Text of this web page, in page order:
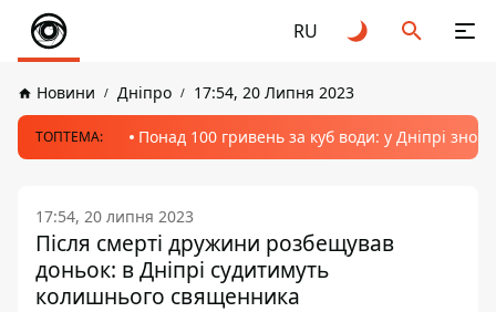
RU
Новини Дніпро 17:54, 20 Липня 2023
ТОПТЕМА: Понад 100 гривень за куб води: у Дніпрі
17:54, 20 липня 2023
Після смерті дружини розбещував
доньок: в Дніпрі судитимуть
колишнього священника